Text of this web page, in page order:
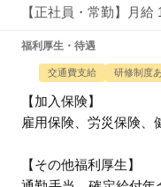
【正社員・常勤】月給
福利厚生・待遇
交通費支給 研修制度
【加入保険】
雇用保険、労災保険、
【その他福利厚生】